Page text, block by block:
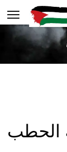
الحطب